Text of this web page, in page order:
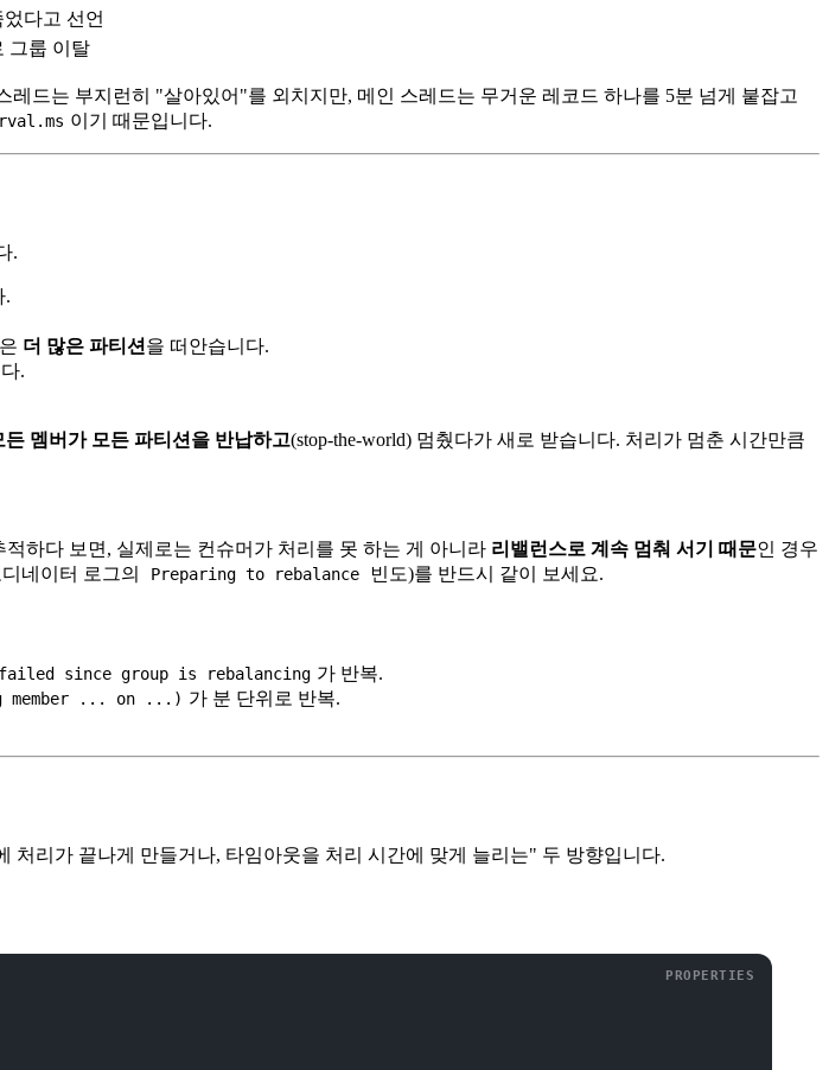
다고 선언
그룹 이탈
레드는 부지런히 "살아있어"를 외치지만, 메인 스레드는 무거운 레코드 하나를 5분 넘게 붙잡고
이기 때문입니다.
.
.
더 많은 파티션 을 떠안습니다.
.
든 멤버가 모든 파티션을 반납하고(stop-the-world) 멈췄다가 새로 받습니다. 처리가 멈춘 시간만큼
하다 보면, 실제로는 컨슈머가 처리를 못 하는 게 아니라 리밸런스로 계속 멈춰 서기 때문인 경우
네이터 로그의 Preparing to rebalance 빈도)를 반드시 같이 보세요.
since group is rebalancing 가 반복.
member ... on ...) 가 분 단위로 반복.
처리가 끝나게 만들거나, 타임아웃을 처리 시간에 맞게 늘리는" 두 방향입니다.